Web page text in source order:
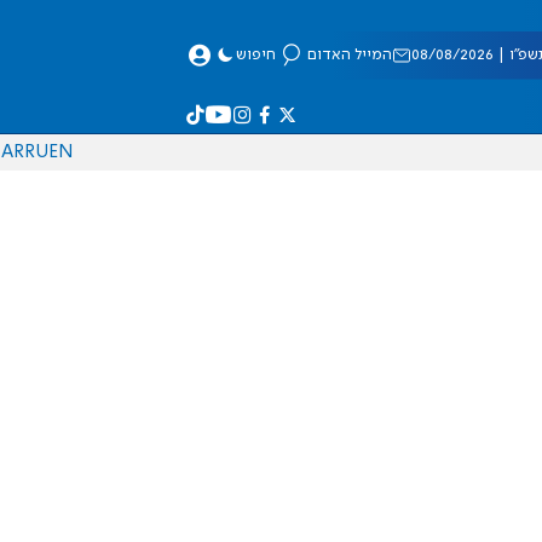
08/2026 המייל האדום חיפוש
EN
RU
AR